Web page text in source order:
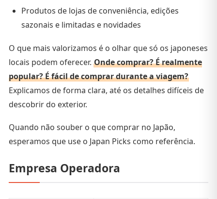
Produtos de lojas de conveniência, edições
sazonais e limitadas e novidades
O que mais valorizamos é o olhar que só os japoneses
locais podem oferecer. Onde comprar? É realmente
popular? É fácil de comprar durante a viagem?
Explicamos de forma clara, até os detalhes difíceis de
descobrir do exterior.
Quando não souber o que comprar no Japão,
esperamos que use o Japan Picks como referência.
Empresa Operadora